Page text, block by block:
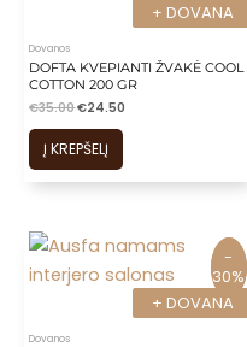
+ DOVANA
+ DOVANA
Dovanos
DOFTA KVEPIANTI ŽVAKĖ COOL
COTTON 200 GR
€35.00€24.50
Į KREPŠELĮ
+ DOVANA
-
30%
+ DOVANA
-
30%
Dovanos